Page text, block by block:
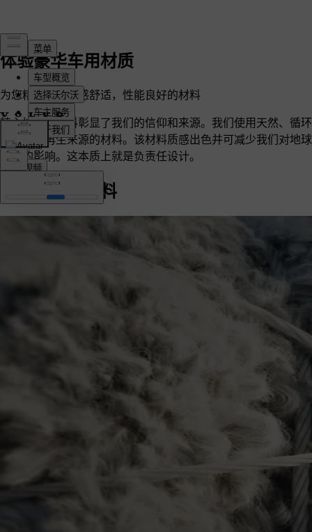
体验豪华车用材质
为您精心挑选手感舒适，性能良好的材料
精心挑选的材料彰显了我们的信仰和来源。我们使用天然、循环
利用和可再生来源的材料。该材料质感出色并可减少我们对地球
环境的影响。这本质上就是负责任设计。
天然可再生材料
观看视频